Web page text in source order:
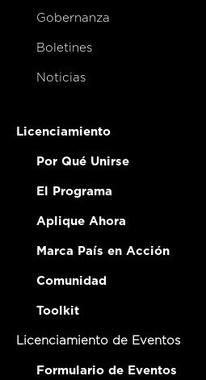
Gobernanza
Boletines
Noticias
Licenciamiento
Por Qué Unirse
El Programa
Aplique Ahora
Marca País en Acción
Comunidad
Toolkit
Licenciamiento de Eventos
Formulario de Eventos